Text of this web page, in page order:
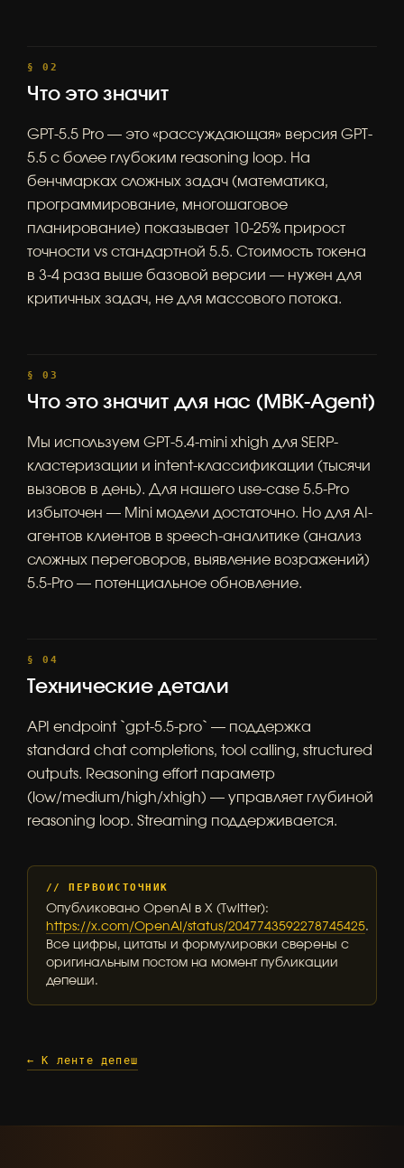
Что это значит
GPT-5.5 Pro — это «рассуждающая» версия GPT-
5.5 с более глубоким reasoning loop. На
бенчмарках сложных задач (математика,
программирование, многошаговое
планирование) показывает 10-25% прирост
точности vs стандартной 5.5. Стоимость токена
в 3-4 раза выше базовой версии — нужен для
критичных задач, не для массового потока.
Что это значит для нас (MBK-Agent)
Мы используем GPT-5.4-mini xhigh для SERP-
кластеризации и intent-классификации (тысячи
вызовов в день). Для нашего use-case 5.5-Pro
избыточен — Mini модели достаточно. Но для AI-
агентов клиентов в speech-аналитике (анализ
сложных переговоров, выявление возражений)
5.5-Pro — потенциальное обновление.
Технические детали
API endpoint `gpt-5.5-pro` — поддержка
standard chat completions, tool calling, structured
outputs. Reasoning effort параметр
(low/medium/high/xhigh) — управляет глубиной
reasoning loop. Streaming поддерживается.
// ПЕРВОИСТОЧНИК
Опубликовано OpenAI в X (Twitter):
https://x.com/OpenAI/status/2047743592278745425.
Все цифры, цитаты и формулировки сверены с
оригинальным постом на момент публикации
депеши.
← К ленте депеш